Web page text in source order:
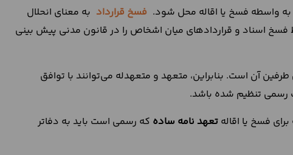
به واسطه فسخ یا اقاله محل شود. فسخ قرارداد به معنای انحلال
اسناد و قراردادهای میان اشخاص را در قانون مدنی پیش بینی
آن است. بنابراین، متعهد و متعهدله می‌توانند با توافق
رسمی تنظیم شده باشد.
فسخ یا اقاله تعهد نامه ساده که رسمی است باید به دفاتر